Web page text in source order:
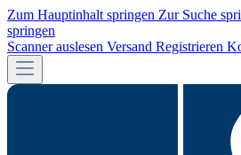
Zum Hauptinhalt springen Zur Suche
springen
Scanner auslesen Versand Registrieren